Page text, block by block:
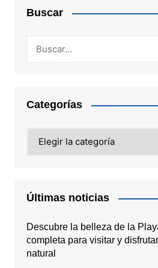
Buscar
Categorías
Últimas noticias
Descubre la belleza de la
completa para visitar y
natural